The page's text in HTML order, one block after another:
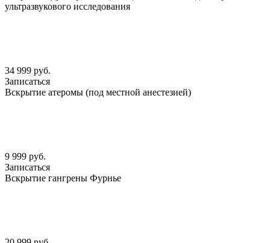
ультразвукового исследования
34 999 руб.
Записаться
Вскрытие атеромы (под местной анестезией)
9 999 руб.
Записаться
Вскрытие гангрены Фурнье